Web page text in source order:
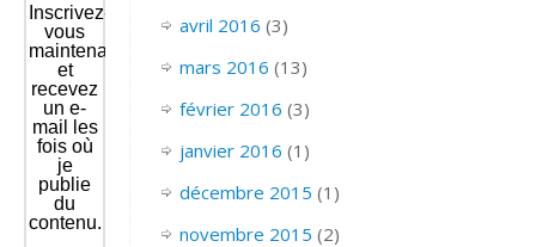
Inscrivez-
vous
maintenant
et
recevez
un e-
mail les
fois où
je
publie
du
contenu.
avril 2016 (3)
mars 2016 (13)
février 2016 (3)
janvier 2016 (1)
décembre 2015 (1)
novembre 2015 (2)